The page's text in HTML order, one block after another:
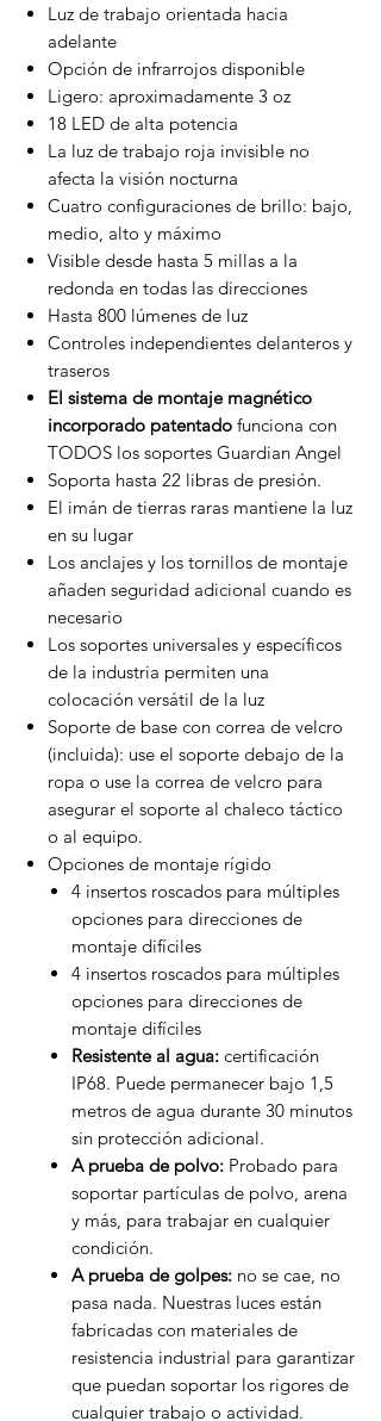
Luz de trabajo orientada hacia
adelante
Opción de infrarrojos disponible
Ligero: aproximadamente 3 oz
18 LED de alta potencia
La luz de trabajo roja invisible no
afecta la visión nocturna
Cuatro configuraciones de brillo: bajo,
medio, alto y máximo
Visible desde hasta 5 millas a la
redonda en todas las direcciones
Hasta 800 lúmenes de luz
Controles independientes delanteros y
traseros
El sistema de montaje magnético
incorporado patentado funciona con
TODOS los soportes Guardian Angel
Soporta hasta 22 libras de presión.
El imán de tierras raras mantiene la luz
en su lugar
Los anclajes y los tornillos de montaje
añaden seguridad adicional cuando es
necesario
Los soportes universales y específicos
de la industria permiten una
colocación versátil de la luz
Soporte de base con correa de velcro
(incluida): use el soporte debajo de la
ropa o use la correa de velcro para
asegurar el soporte al chaleco táctico
o al equipo.
Opciones de montaje rígido
4 insertos roscados para múltiples
opciones para direcciones de
montaje difíciles
4 insertos roscados para múltiples
opciones para direcciones de
montaje difíciles
Resistente al agua: certificación
IP68. Puede permanecer bajo 1,5
metros de agua durante 30 minutos
sin protección adicional.
A prueba de polvo: Probado para
soportar partículas de polvo, arena
y más, para trabajar en cualquier
condición.
A prueba de golpes: no se cae, no
pasa nada. Nuestras luces están
fabricadas con materiales de
resistencia industrial para garantizar
que puedan soportar los rigores de
cualquier trabajo o actividad.